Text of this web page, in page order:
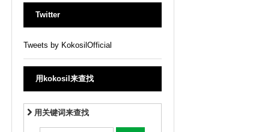
Twitter
Tweets by KokosilOfficial
用kokosil来查找
用关键词来查找